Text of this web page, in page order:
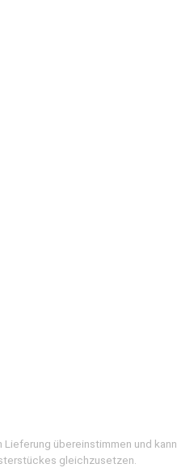
übereinstimmen und kann
gleichzusetzen.